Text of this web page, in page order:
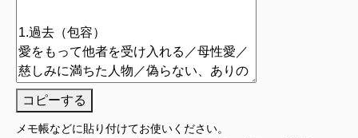
コピーする
メモ帳などに貼り付けてお使いください。